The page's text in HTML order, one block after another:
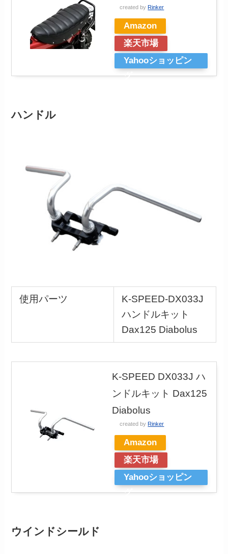
created by Rinker
Amazon
楽天市場
Yahooショッピン
グ
ハンドル
使用パーツ
K-SPEED-DX033J
ハンドルキット
Dax125 Diabolus
K-SPEED DX033J ハ
ンドルキット Dax125
Diabolus
created by Rinker
Amazon
楽天市場
Yahooショッピン
グ
ウインドシールド